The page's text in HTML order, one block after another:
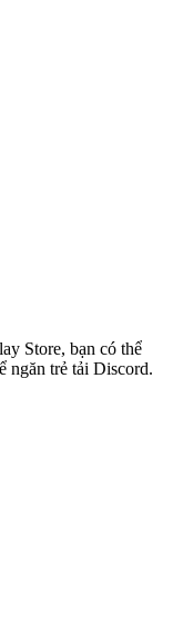
Store, bạn có thể
ngăn trẻ tải Discord.